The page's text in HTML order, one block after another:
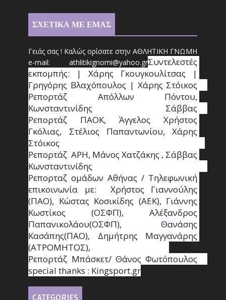
ΣΧΕΤΙΚΑ ΜΕ ΕΜΑΣ
Γειάς σας ! Καλώς ορίσατε στην ΑΘΛΗΤΙΚΗ ΓΝΩΜΗ
e-mail: athlitikignomi@yahoo.grΣυντελεστές
εκπομπής: | Χάρης Γκουγκουλίτσας |
Γρηγόρης Βλαχόπουλος | Χάρης Στόικος
Ρεπορτάζ Απόλλων Πόντου,
Κωνσταντινίδης   Σάββας
Ρεπορτάζ ΠΑΟΚ, Άγγελος Χρήστος
Γκόλιας, Στέλιος Παπαντωνίου, Χάρης
Στόικος
Ρεπορτάζ  ΑΡΗ, Μάνος Χατζάκης , Σάββας
Κωνσταντινίδης
Ρεπορταζ ομάδων Αθήνας / Τηλεφωνική
επικοινωνία με:  Χρήστος Γιαννούλης
(ΠΑΟ), Κώστας Κοσικίδης (ΑΕΚ), Γιάννης
Κωστίκος (ΟΣΦΠ), Αλέξανδρος
Παπανικολάου(ΟΣΦΠ), Θανάσης
Κασάπης(ΠΑΟ), Δημήτρης Μαγγανάρης
(ΑΤΡΟΜΗΤΟΣ),
Ρεπορτάζ Μπάσκετ/ Θάνος Φωτόπουλος
special thanks : Κingsport.gr
CATEGORIES